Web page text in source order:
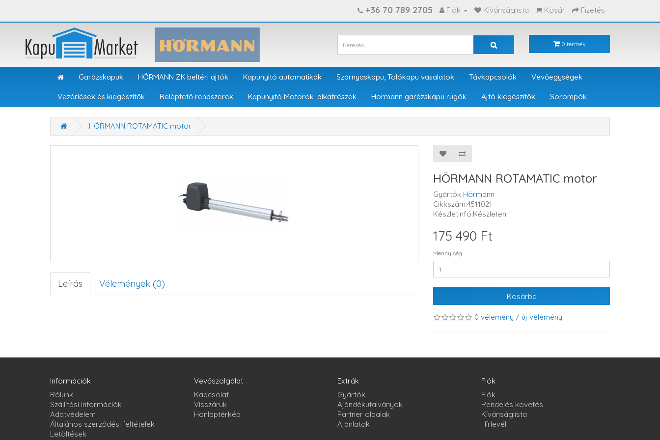
+36 70 789 2705 Fiók Kívánságlista Kosár Fizetés
0 termék
Garázskapuk HÖRMANN ZK beltéri ajtók Kapunyitó automatikák Szárnyaskapu, Tolókapu vasalatok Távkapcsolók Vevőegységek
Vezérlések és kiegészítők Beléptető rendszerek Kapunyitó Motorok, alkatrészek Hörmann garázskapu rugók Ajtó kiegészítők Sorompók
HÖRMANN ROTAMATIC motor
Leírás Vélemények (0)
HÖRMANN ROTAMATIC motor
Gyártók Hörmann
Cikkszám:4511021
Készletinfó:Készleten
175 490 Ft
Mennyiség
Kosárba
0 vélemény / új vélemény
Információk
Rólunk
Szállítási információk
Adatvédelem
Általános szerződési feltételek
Letöltések
Vevőszolgálat
Kapcsolat
Visszáruk
Honlaptérkép
Extrák
Gyártók
Ajándékutalványok
Partner oldalak
Ajánlatok
Fiók
Fiók
Rendelés követés
Kívánságlista
Hírlevél